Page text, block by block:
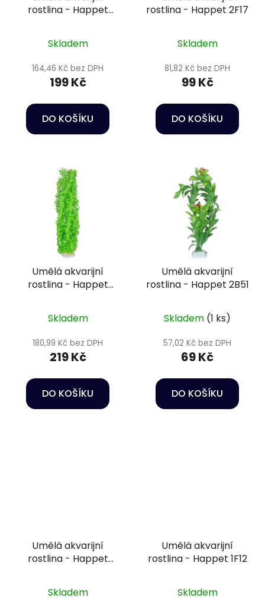
rostlina - Happet
Skladem
164,46 Kč bez DPH
199 Kč
DO KOŠÍKU
rostlina - Happet 2F17
Skladem
81,82 Kč bez DPH
99 Kč
DO KOŠÍKU
Umělá akvarijní
rostlina - Happet
Skladem
180,99 Kč bez DPH
219 Kč
DO KOŠÍKU
Umělá akvarijní
rostlina - Happet 2B51
Skladem (1 ks)
57,02 Kč bez DPH
69 Kč
DO KOŠÍKU
Umělá akvarijní
rostlina - Happet
Skladem
Umělá akvarijní
rostlina - Happet 1F12
Skladem